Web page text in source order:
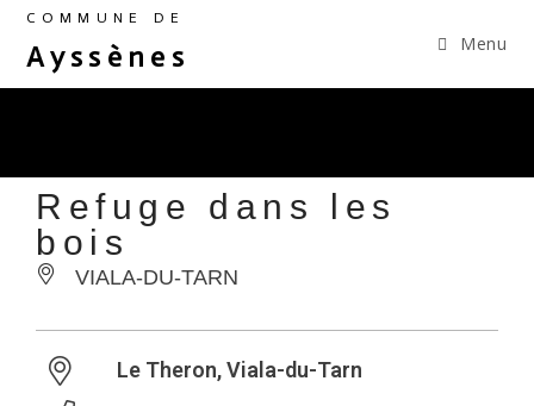
COMMUNE DE
Ayssènes Menu
Refuge dans les
bois
VIALA-DU-TARN
Le Theron, Viala-du-Tarn